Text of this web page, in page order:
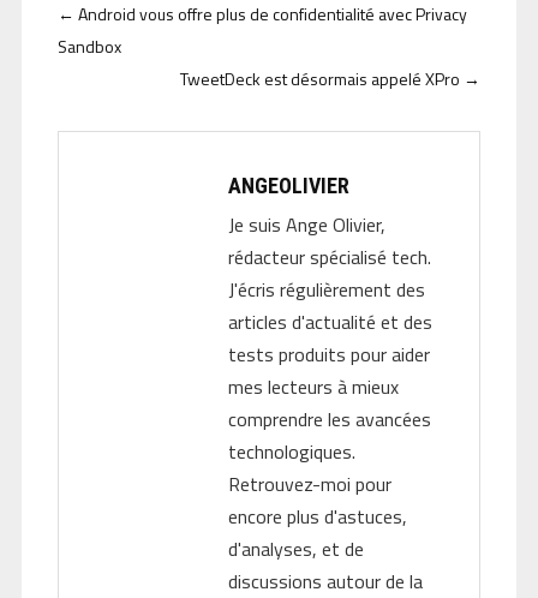
← Android vous offre plus de confidentialité avec Privacy
Sandbox
TweetDeck est désormais appelé XPro →
ANGEOLIVIER
Je suis Ange Olivier,
rédacteur spécialisé tech.
J'écris régulièrement des
articles d'actualité et des
tests produits pour aider
mes lecteurs à mieux
comprendre les avancées
technologiques.
Retrouvez-moi pour
encore plus d'astuces,
d'analyses, et de
discussions autour de la